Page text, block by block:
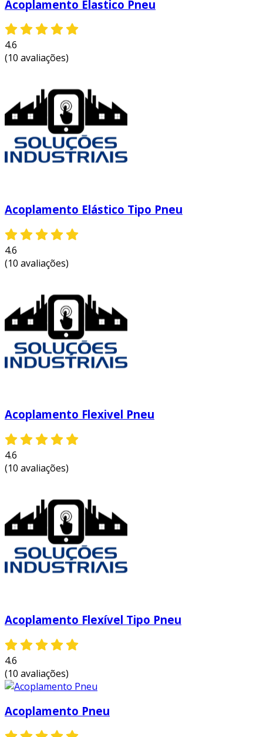
Acoplamento Elastico Pneu
4.6
(10 avaliações)
Acoplamento Elástico Tipo Pneu
4.6
(10 avaliações)
Acoplamento Flexivel Pneu
4.6
(10 avaliações)
Acoplamento Flexível Tipo Pneu
4.6
(10 avaliações)
Acoplamento Pneu